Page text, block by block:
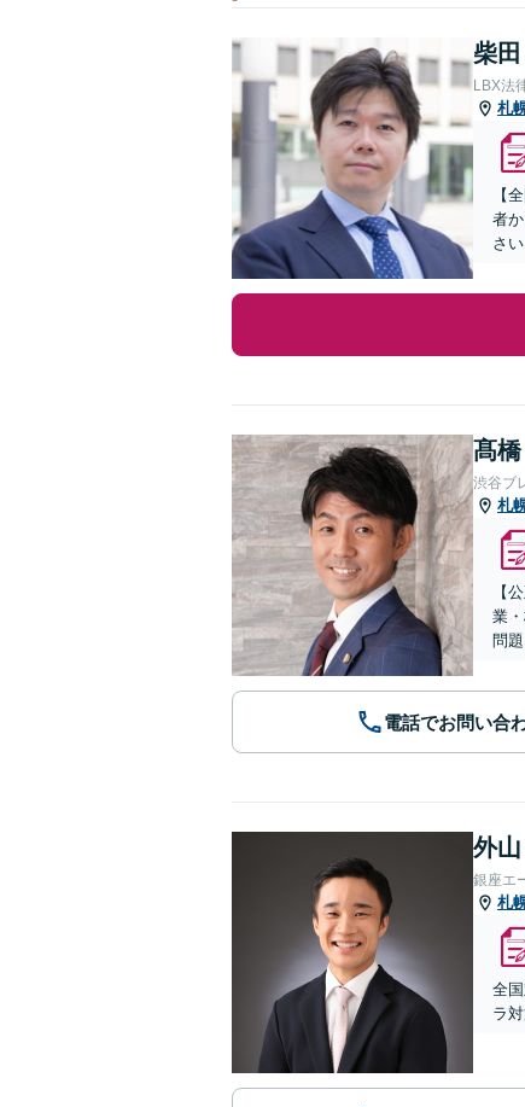
柴
LBX法
札
【
者
さ
髙
渋谷ブ
札
【
業
問
電話でお問い合
外
銀座エ
札
全
ラ